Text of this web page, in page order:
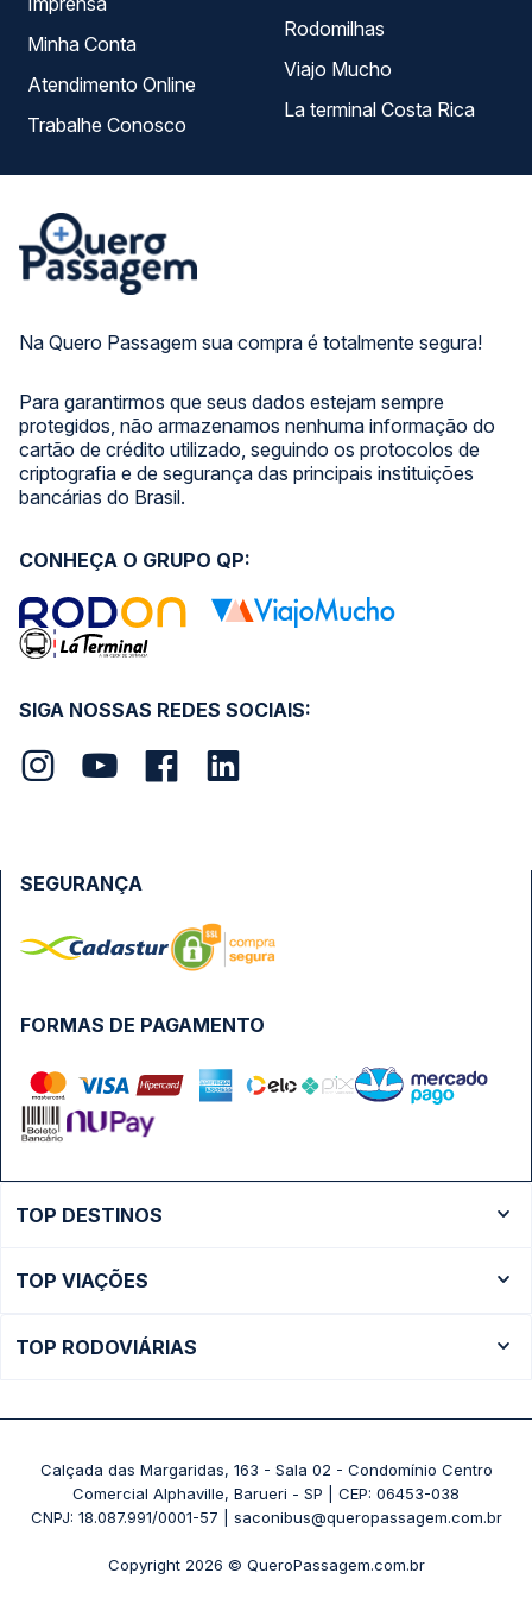
Na Quero Passagem sua compra é totalmente segura!
Para garantirmos que seus dados estejam sempre
protegidos, não armazenamos nenhuma informação do
cartão de crédito utilizado, seguindo os protocolos de
criptografia e de segurança das principais instituições
bancárias do Brasil.
Minha Conta
Atendimento Online
Trabalhe Conosco
Rodomilhas
Viajo Mucho
La terminal Costa Rica
SIGA NOSSAS REDES SOCIAIS:
CONHEÇA O GRUPO QP:
FORMAS DE PAGAMENTO
SEGURANÇA
TOP DESTINOS
Ônibus São Paulo
TOP VIAÇÕES
Passagens Pássaro Marron
+ Viações
TOP RODOVIÁRIAS
Rodoviária Belo Horizonte - Gov. Israel Pinheiro (Tergip)
Rodoviária Curitiba
+ Rodoviárias
Calçada das Margaridas, 163 - Sala 02 - Condomínio Centro
Comercial Alphaville, Barueri - SP | CEP: 06453-038
CNPJ: 18.087.991/0001-57 | saconibus@queropassagem.com.br
Copyright 2026 © QueroPassagem.com.br